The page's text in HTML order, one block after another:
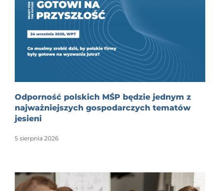
Odporność polskich MŚP będzie jednym z
najważniejszych gospodarczych tematów
jesieni
5 sierpnia 2026